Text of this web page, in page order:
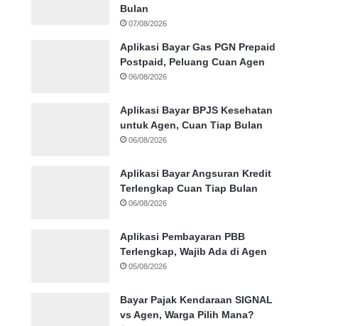
Bulan
07/08/2026
Aplikasi Bayar Gas PGN Prepaid
Postpaid, Peluang Cuan Agen
06/08/2026
Aplikasi Bayar BPJS Kesehatan
untuk Agen, Cuan Tiap Bulan
06/08/2026
Aplikasi Bayar Angsuran Kredit
Terlengkap Cuan Tiap Bulan
06/08/2026
Aplikasi Pembayaran PBB
Terlengkap, Wajib Ada di Agen
05/08/2026
Bayar Pajak Kendaraan SIGNAL
vs Agen, Warga Pilih Mana?